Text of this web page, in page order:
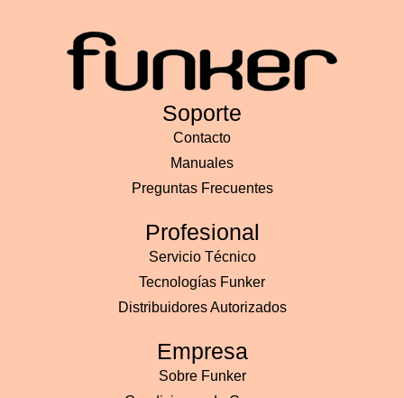
Soporte
Contacto
Manuales
Preguntas Frecuentes
Profesional
Servicio Técnico
Tecnologías Funker
Distribuidores Autorizados
Empresa
Sobre Funker